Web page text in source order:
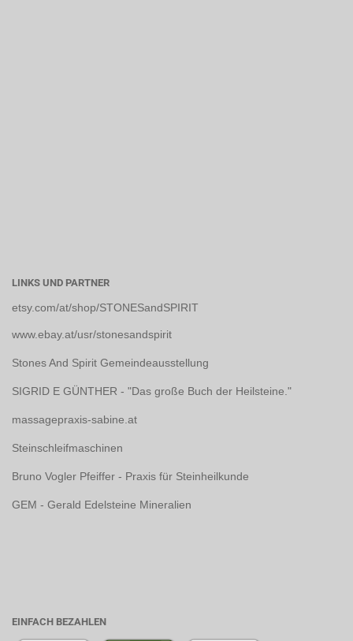
LINKS UND PARTNER
etsy.com/at/shop/STONESandSPIRIT
www.ebay.at/usr/stonesandspirit
Stones And Spirit Gemeindeausstellung
SIGRID E GÜNTHER - "Das große Buch der Heilsteine."
massagepraxis-sabine.at
Steinschleifmaschinen
Bruno Vogler Pfeiffer - Praxis für Steinheilkunde
GEM - Gerald Edelsteine Mineralien
EINFACH BEZAHLEN